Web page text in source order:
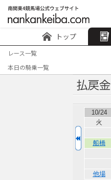
トップ
レース一覧
本日の騎乗一覧
10/24
火
船橋
他場